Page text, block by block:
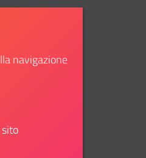
navigazione